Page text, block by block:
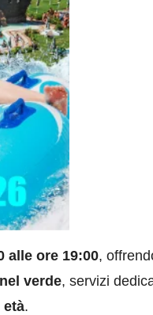
alle ore 19:00,
verde, servizi
età.